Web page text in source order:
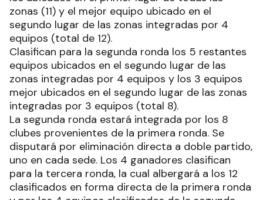
zonas (11) y el mejor equipo ubicado en el
segundo lugar de las zonas integradas por 4
equipos (total de 12).
Clasifican para la segunda ronda los 5 restantes
equipos ubicados en el segundo lugar de las
zonas integradas por 4 equipos y los 3 equipos
mejor ubicados en el segundo lugar de las zonas
integradas por 3 equipos (total 8).
La segunda ronda estará integrada por los 8
clubes provenientes de la primera ronda. Se
disputará por eliminación directa a doble partido,
uno en cada sede. Los 4 ganadores clasifican
para la tercera ronda, la cual albergará a los 12
clasificados en forma directa de la primera ronda